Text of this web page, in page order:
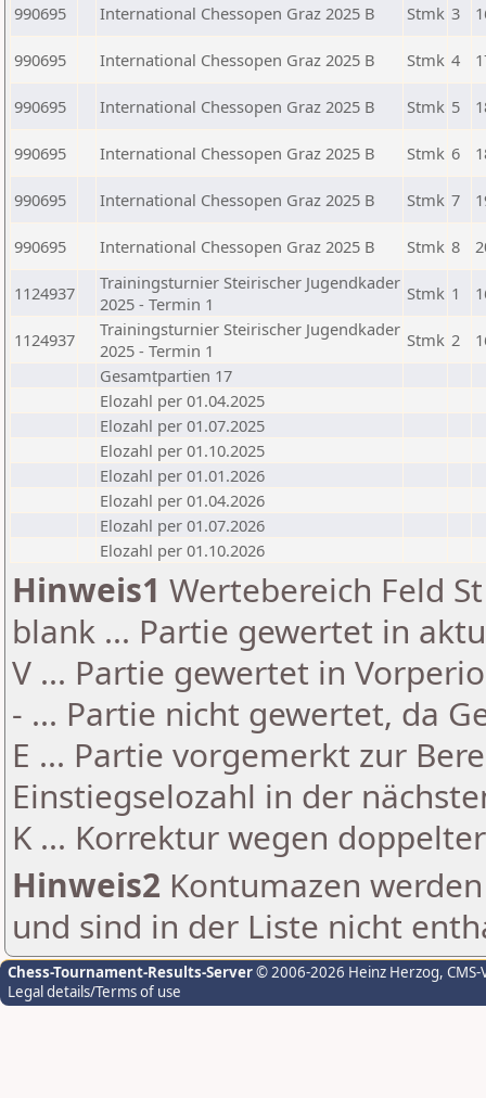
990695 International Chessopen Graz 2025 B Stmk 3
990695 International Chessopen Graz 2025 B Stmk 4
990695 International Chessopen Graz 2025 B Stmk 5
990695 International Chessopen Graz 2025 B Stmk 6
990695 International Chessopen Graz 2025 B Stmk 7
990695 International Chessopen Graz 2025 B Stmk 8
1124937
Trainingsturnier Steirischer Jugendkader
2025 - Termin 1
Stmk 1
1124937
Trainingsturnier Steirischer Jugendkader
2025 - Termin 1
Stmk 2
Gesamtpartien 17
Elozahl per 01.04.2025
Elozahl per 01.07.2025
Elozahl per 01.10.2025
Elozahl per 01.01.2026
Elozahl per 01.04.2026
Elozahl per 01.07.2026
Elozahl per 01.10.2026
Hinweis1 Wertebereich Feld
blank ... Partie gewertet in
V ... Partie gewertet in
- ... Partie nicht gewertet, da
E ... Partie vorgemerkt zur
Einstiegselozahl in der
K ... Korrektur wegen
Hinweis2 Kontumazen
und sind in der Liste nicht
Chess-Tournament-Results-Server© 2006-2026 Heinz Herzog,
Legal details/Terms of use